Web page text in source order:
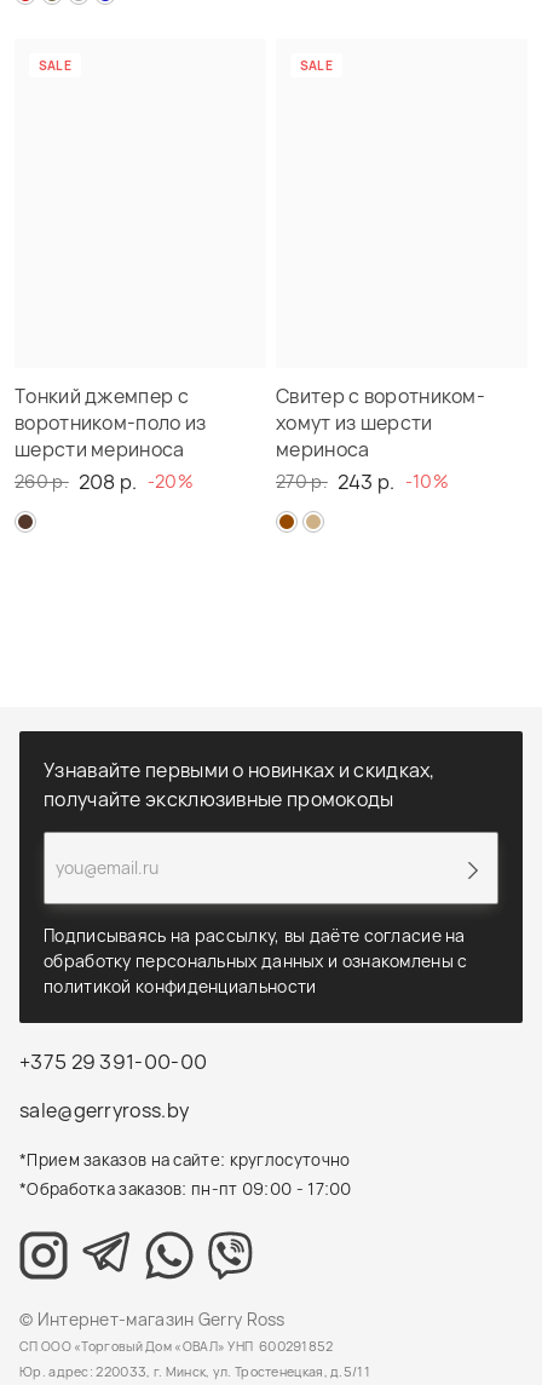
SALE
Тонкий джемпер с
воротником-поло из
шерсти мериноса
260 р. 208 р. -20%
SALE
Свитер с воротником-
хомут из шерсти
мериноса
270 р. 243 р. -10%
+375 29 391-00-00
sale@gerryross.by
*Прием заказов на сайте: круглосуточно
*Обработка заказов: пн-пт 09:00 - 17:00
Узнавайте первыми о новинках и скидках,
получайте эксклюзивные промокоды
Подписываясь на рассылку, вы даёте согласие на
обработку персональных данных и ознакомлены с
политикой конфиденциальности
© Интернет-магазин Gerry Ross
СП ООО «Торговый Дом «ОВАЛ» УНП 600291852
Юр. адрес: 220033, г. Минск, ул. Тростенецкая, д.5/11